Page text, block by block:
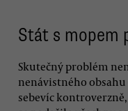
Stát s mopem
Skutečný problém
nenávistného
sebevíc